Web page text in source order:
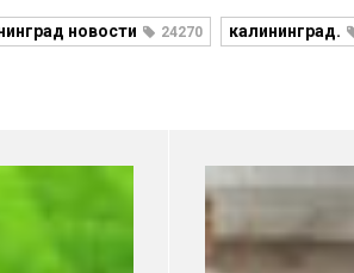
новости 24270 калининград.